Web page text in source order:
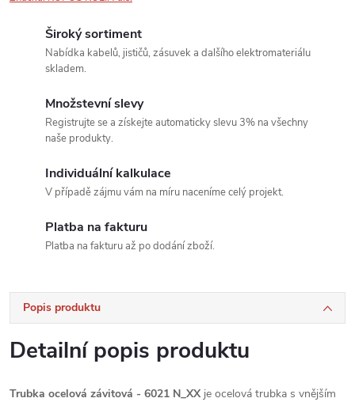
Široký sortiment
Nabídka kabelů, jističů, zásuvek a dalšího elektromateriálu
skladem.
Množstevní slevy
Registrujte se a získejte automaticky slevu 3% na všechny
naše produkty.
Individuální kalkulace
V případě zájmu vám na míru naceníme celý projekt.
Platba na fakturu
Platba na fakturu až po dodání zboží.
Popis produktu
Detailní popis produktu
Trubka ocelová závitová - 6021 N_XX je ocelová trubka s vnějším